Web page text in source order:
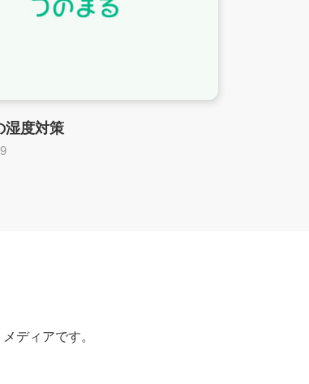
湿度対策
ディアです。